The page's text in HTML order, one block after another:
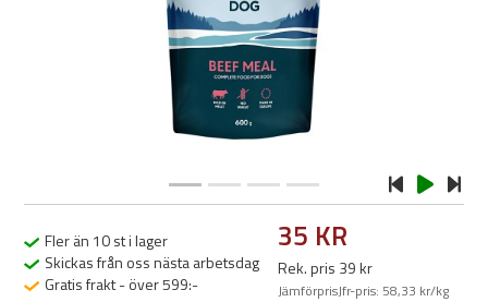
Fler än 10 st i lager
Skickas från oss nästa arbetsdag
Gratis frakt - över 599:-
35 KR
Rek. pris 39 kr
JämförprisJfr-pris: 58,33 kr/kg